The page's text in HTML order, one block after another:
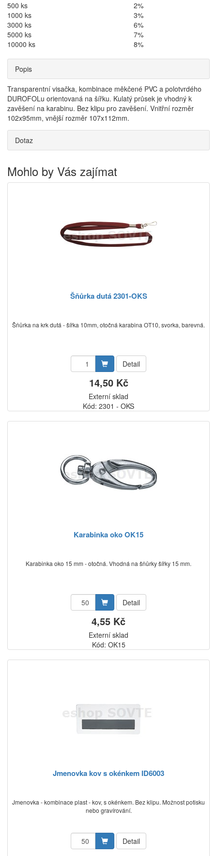
500 ks
2%
1000 ks
3%
3000 ks
6%
5000 ks
7%
10000 ks
8%
Popis
Transparentní visačka, kombinace měkčené PVC a polotvrdého
DUROFOLu orientovaná na šířku. Kulatý průsek je vhodný k
zavěšení na karabinu. Bez klipu pro zavěšení. Vnitřní rozměr
102x95mm, vnější rozměr 107x112mm.
Dotaz
Mohlo by Vás zajímat
Šňůrka dutá 2301-OKS
Šňůrka na krk dutá - šířka 10mm, otočná karabina OT10, svorka, barevná.
Detail
14,50 Kč
Externí sklad
Kód: 2301 - OKS
Karabinka oko OK15
Karabinka oko 15 mm - otočná. Vhodná na šňůrky šířky 15 mm.
Detail
4,55 Kč
Externí sklad
Kód: OK15
Jmenovka kov s okénkem ID6003
Jmenovka - kombinace plast - kov, s okénkem. Bez klipu. Možnost potisku
nebo gravírování.
Detail